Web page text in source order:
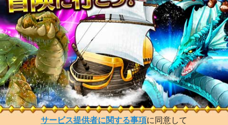
サービス提供者に関する事項に同意して